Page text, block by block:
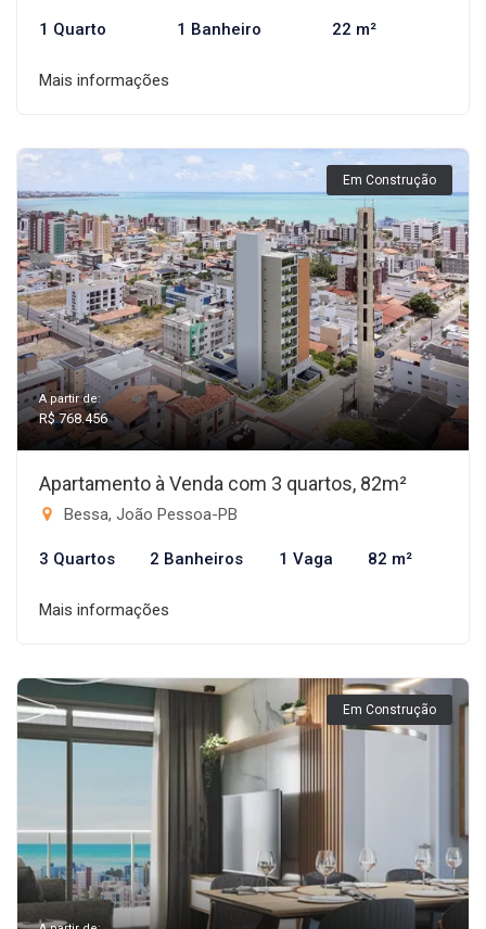
1 Quarto 1 Banheiro 22 m²
Mais informações
Em Construção
A partir de:
R$ 768.456
Apartamento à Venda com 3 quartos, 82m²
Bessa, João Pessoa-PB
3 Quartos 2 Banheiros 1 Vaga 82 m²
Mais informações
Em Construção